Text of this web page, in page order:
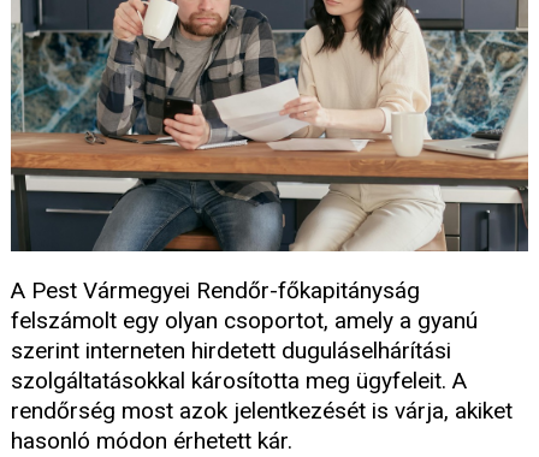
A Pest Vármegyei Rendőr-főkapitányság
felszámolt egy olyan csoportot, amely a gyanú
szerint interneten hirdetett duguláselhárítási
szolgáltatásokkal károsította meg ügyfeleit. A
rendőrség most azok jelentkezését is várja, akiket
hasonló módon érhetett kár.